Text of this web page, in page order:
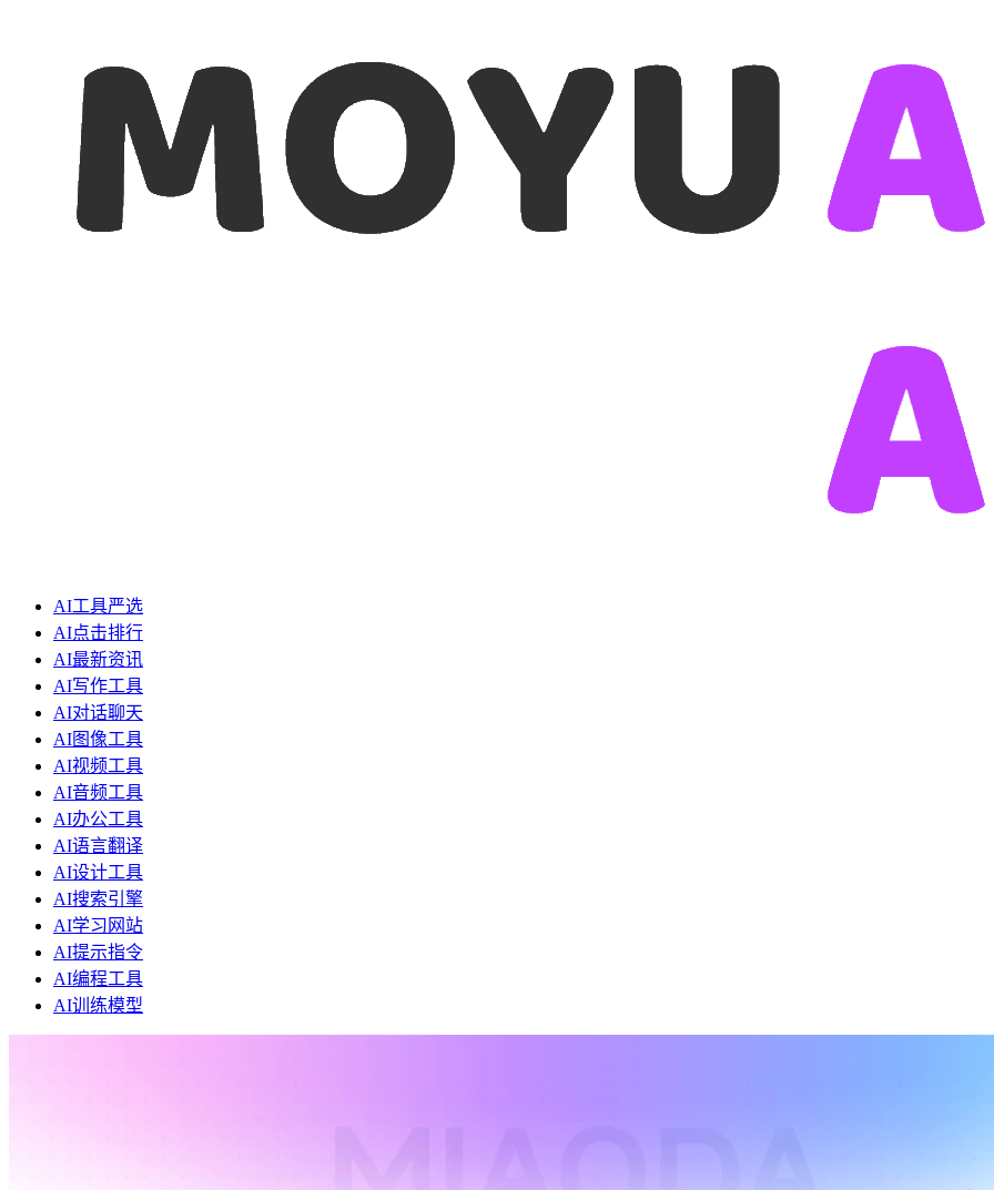
AI工具严选
AI点击排行
AI最新资讯
AI写作工具
AI对话聊天
AI图像工具
AI视频工具
AI音频工具
AI办公工具
AI语言翻译
AI设计工具
AI搜索引擎
AI学习网站
AI提示指令
AI编程工具
AI训练模型